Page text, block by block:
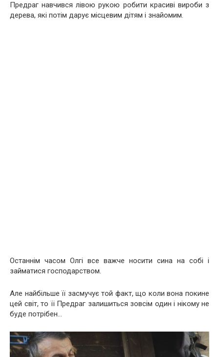
Предраг навчився лівою рукою робити красиві вироби з
дерева, які потім дарує місцевим дітям і знайомим.
Останнім часом Олгі все важче носити сина на собі і
займатися господарством.
Але найбільше її засмучує той факт, що коли вона покине
цей світ, то її Предраг залишиться зовсім один і нікому не
буде потрібен…